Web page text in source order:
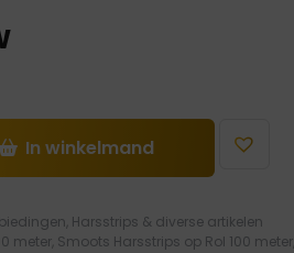
In winkelmand
Harsstrips & diverse artikelen
meter Smoots Harsstrips op Rol 100 meter